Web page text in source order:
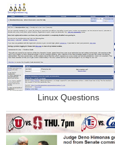
Linux Questions